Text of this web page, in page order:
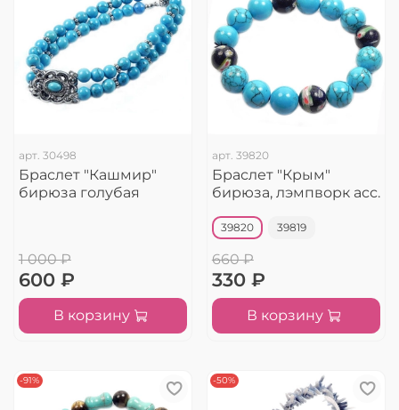
арт. 30498
Браслет "Кашмир"
бирюза голубая
1 000 ₽
600 ₽
В корзину
арт. 39820
Браслет "Крым"
бирюза, лэмпворк асс.
39820 39819
660 ₽
330 ₽
В корзину
-91% -50%